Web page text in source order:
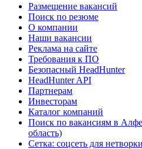
Размещение вакансий
Поиск по резюме
О компании
Наши вакансии
Реклама на сайте
Требования к ПО
Безопасный HeadHunter
HeadHunter API
Партнерам
Инвесторам
Каталог компаний
Поиск по вакансиям в
область)
Сетка: соцсеть для